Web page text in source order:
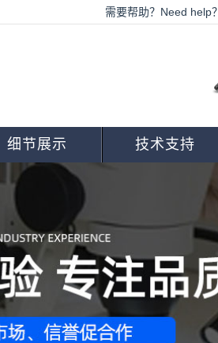
需要帮助？Need help？
细节展示 技术支持